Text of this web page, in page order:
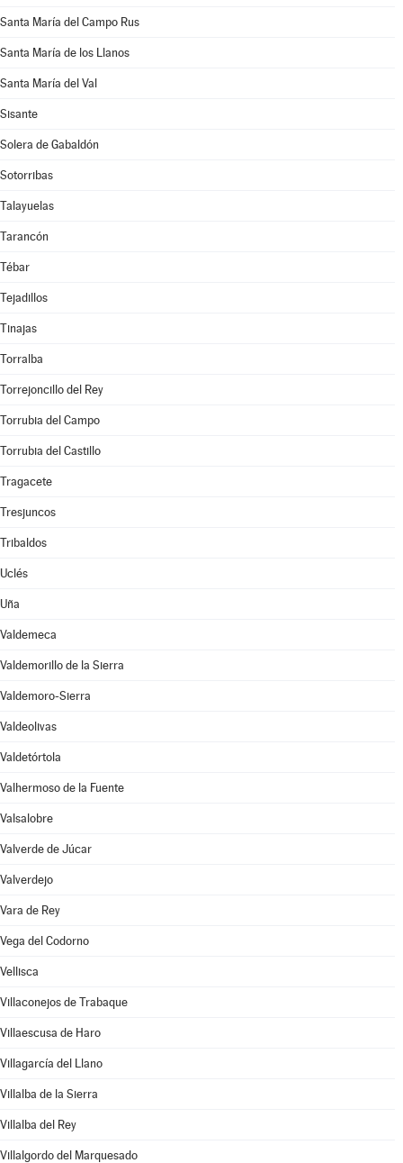
Santa María del Campo Rus
Santa María de los Llanos
Santa María del Val
Sisante
Solera de Gabaldón
Sotorribas
Talayuelas
Tarancón
Tébar
Tejadillos
Tinajas
Torralba
Torrejoncillo del Rey
Torrubia del Campo
Torrubia del Castillo
Tragacete
Tresjuncos
Tribaldos
Uclés
Uña
Valdemeca
Valdemorillo de la Sierra
Valdemoro-Sierra
Valdeolivas
Valdetórtola
Valhermoso de la Fuente
Valsalobre
Valverde de Júcar
Valverdejo
Vara de Rey
Vega del Codorno
Vellisca
Villaconejos de Trabaque
Villaescusa de Haro
Villagarcía del Llano
Villalba de la Sierra
Villalba del Rey
Villalgordo del Marquesado